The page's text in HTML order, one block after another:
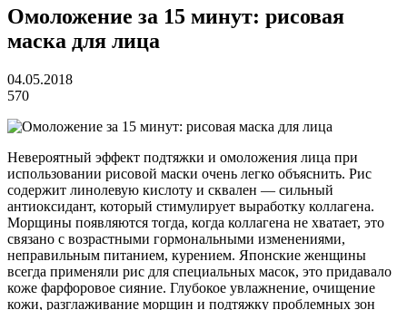
Омоложение за 15 минут: рисовая
маска для лица
04.05.2018
570
Невероятный эффект подтяжки и омоложения лица при
использовании рисовой маски очень легко объяснить. Рис
содержит линолевую кислоту и сквален — сильный
антиоксидант, который стимулирует выработку коллагена.
Морщины появляются тогда, когда коллагена не хватает, это
связано с возрастными гормональными изменениями,
неправильным питанием, курением. Японские женщины
всегда применяли рис для специальных масок, это придавало
коже фарфоровое сияние. Глубокое увлажнение, очищение
кожи, разглаживание морщин и подтяжку проблемных зон